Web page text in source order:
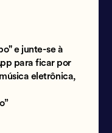
e junte-se à
para ficar por
eletrônica,